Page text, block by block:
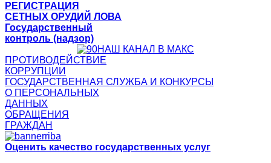
РЕГИСТРАЦИЯ
СЕТНЫХ ОРУДИЙ ЛОВА
Государственный
контроль (надзор)
НАШ КАНАЛ В МАКС
ПРОТИВОДЕЙСТВИЕ
КОРРУПЦИИ
ГОСУДАРСТВЕННАЯ СЛУЖБА И КОНКУРСЫ
О ПЕРСОНАЛЬНЫХ
ДАННЫХ
ОБРАЩЕНИЯ
ГРАЖДАН
Оценить качество государственных услуг